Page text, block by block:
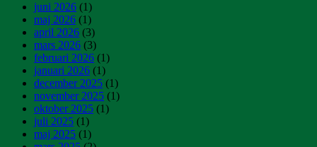
juni 2026 (1)
maj 2026 (1)
april 2026 (3)
mars 2026 (3)
februari 2026 (1)
januari 2026 (1)
december 2025 (1)
november 2025 (1)
oktober 2025 (1)
juli 2025 (1)
maj 2025 (1)